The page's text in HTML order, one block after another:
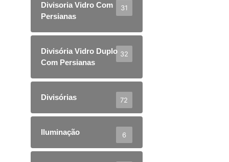
Divisoria Vidro Com
Persianas
31
Divisória Vidro Duplo
Com Persianas
32
Divisórias 72
Iluminação 6